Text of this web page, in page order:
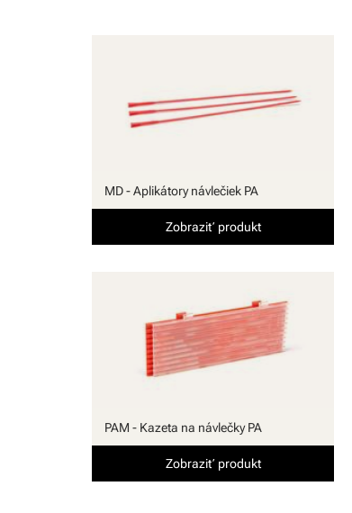
MD - Aplikátory návlečiek PA
Zobraziť produkt
PAM - Kazeta na návlečky PA
Zobraziť produkt